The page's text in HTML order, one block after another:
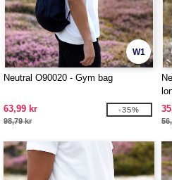
W1
Neutral O90020 - Gym bag
63,99 kr
98,79 kr
-35%